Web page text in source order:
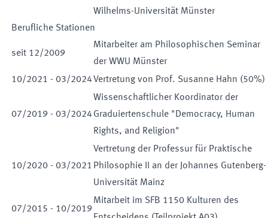
Wilhelms-Universität Münster
Berufliche Stationen
seit 12/2009
Mitarbeiter am Philosophischen Seminar
der WWU Münster
10/2021 - 03/2024Vertretung von Prof. Susanne Hahn (50%)
07/2019 - 03/2024
Wissenschaftlicher Koordinator der
Graduiertenschule "Democracy, Human
Rights, and Religion"
10/2020 - 03/2021
Vertretung der Professur für Praktische
Philosophie II an der Johannes Gutenberg-
Universität Mainz
07/2015 - 10/2019
Mitarbeit im SFB 1150 Kulturen des